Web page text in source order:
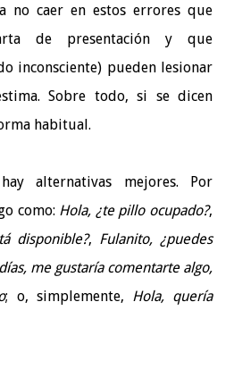
no caer en estos errores que
de presentación y que
inconsciente) pueden lesionar
Sobre todo, si se dicen
habitual.
alternativas mejores. Por
como: Hola, ¿te pillo ocupado?,
disponible?, Fulanito, ¿puedes
me gustaría comentarte algo,
; o, simplemente, Hola, quería